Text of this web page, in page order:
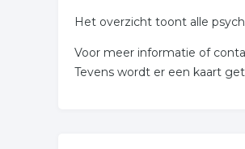
Het overzicht toont alle
Voor meer informatie of
Tevens wordt er een kaart